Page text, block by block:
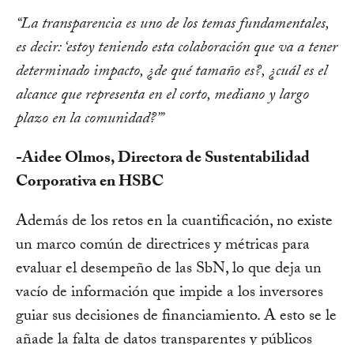
“La transparencia es uno de los temas fundamentales,
es decir: ‘estoy teniendo esta colaboración que va a tener
determinado impacto, ¿de qué tamaño es?, ¿cuál es el
alcance que representa en el corto, mediano y largo
plazo en la comunidad?’”
-Aidee Olmos, Directora de Sustentabilidad
Corporativa en HSBC
Además de los retos en la cuantificación, no existe
un marco común de directrices y métricas para
evaluar el desempeño de las SbN, lo que deja un
vacío de información que impide a los inversores
guiar sus decisiones de financiamiento. A esto se le